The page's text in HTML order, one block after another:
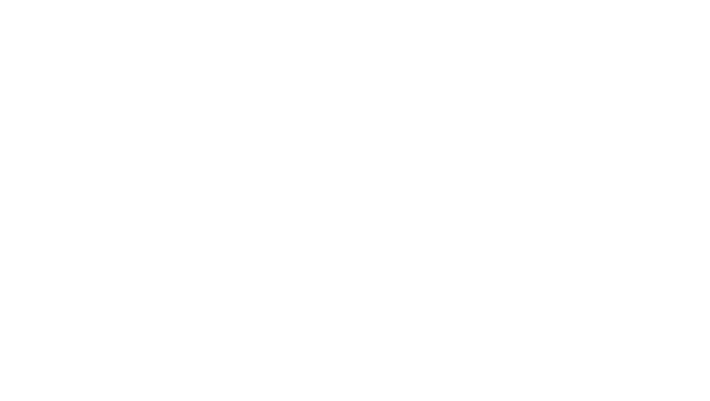
incaltaminte, coafuri, tunsori, desene de colorat, poze cu modele de manichiuri!❤️